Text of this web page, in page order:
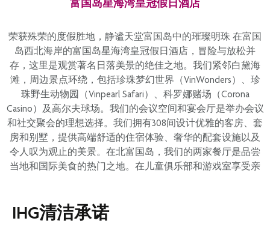
富国岛星海湾皇冠假日酒店
荣获殊荣的度假胜地，静谧天堂富国岛中的璀璨明珠 在富国
岛西北海岸的富国岛星海湾皇冠假日酒店，冒险与放松并
存，这里是观赏著名日落美景的绝佳之地。我们紧邻白黛海
滩，周边景点环绕，包括珍珠梦幻世界（VinWonders）、珍
珠野生动物园（Vinpearl Safari）、科罗娜赌场（Corona
Casino）及高尔夫球场。我们的会议空间和宴会厅是举办会议
和社交聚会的理想选择。我们拥有308间设计优雅的客房、套
房和别墅，提供高端舒适的住宿体验、奢华的配套设施以及
令人叹为观止的美景。在北富国岛，我们的两家餐厅是品尝
当地和国际美食的热门之地。在儿童俱乐部和游戏室享受亲
IHG清洁承诺